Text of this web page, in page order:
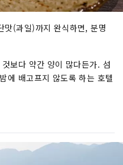
맛(과일)까지 완식하면, 분명
보다 약간 양이 많다든가. 섬
에 배고프지 않도록 하는 호텔